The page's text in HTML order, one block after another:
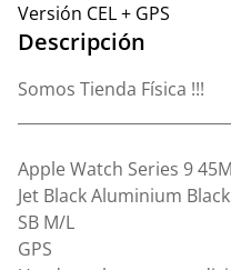
Versión CEL + GPS
Descripción
Somos Tienda Física !!!
Apple Watch Series 9
Jet Black Aluminium Black
SB M/L
GPS